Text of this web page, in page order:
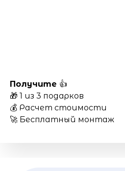
Получите 👍
🎁 1 из 3 подарков
💰 Расчет стоимости
🚀 Бесплатный монтаж